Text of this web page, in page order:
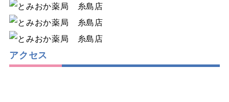
アクセス